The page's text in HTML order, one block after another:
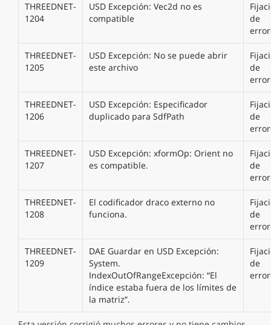
THREEDNET-
1204
USD Excepción: Vec2d no es
compatible
de
THREEDNET-
1205
USD Excepción: No se puede abrir
este archivo
de
THREEDNET-
1206
USD Excepción: Especificador
duplicado para SdfPath
de
THREEDNET-
1207
USD Excepción: xformOp: Orient no
es compatible.
de
THREEDNET-
1208
El codificador draco externo no
funciona.
de
THREEDNET-
1209
DAE Guardar en USD Excepción:
System.
IndexOutOfRangeExcepción: “El
índice estaba fuera de los límites de
la matriz”.
de